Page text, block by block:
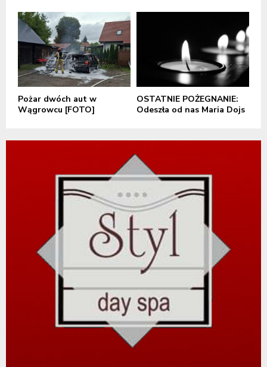
Pożar dwóch aut w
Wągrowcu [FOTO]
OSTATNIE POŻEGNANIE:
Odeszła od nas Maria Dojs